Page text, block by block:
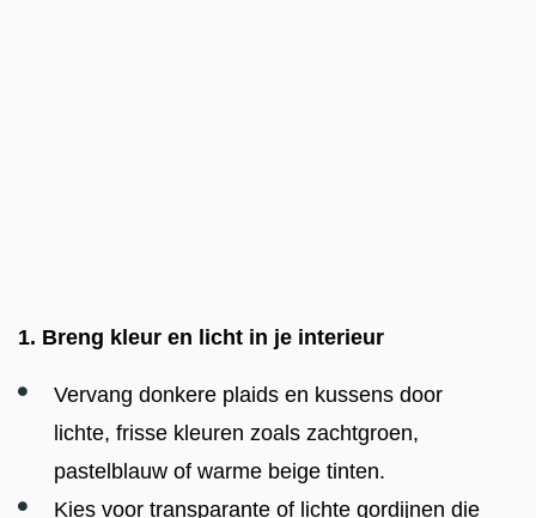
1. Breng kleur en licht in je interieur
Vervang donkere plaids en kussens door
lichte, frisse kleuren zoals zachtgroen,
pastelblauw of warme beige tinten.
Kies voor transparante of lichte gordijnen die